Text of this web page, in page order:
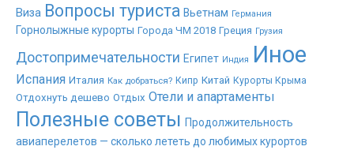
Виза Вопросы туриста Вьетнам Германия
Горнолыжные курорты Города ЧМ 2018 Греция Грузия
Достопримечательности Египет Индия Иное
Испания Италия Как добраться? Кипр Китай Курорты Крыма
Отдохнуть дешево Отдых Отели и апартаменты
Полезные советы Продолжительность
авиаперелетов — сколько лететь до любимых курортов